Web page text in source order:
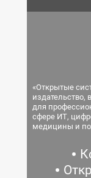
«Открытые
для
сфере ИТ,
медицины и